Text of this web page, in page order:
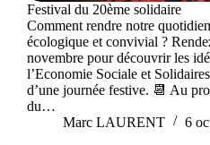
Festival du 20ème solidaire
Comment rendre notre
écologique et convivial ?
novembre pour découvrir les
l’Economie Sociale et
d’une journée festive. 📆 Au
du…
Marc LAURENT
6